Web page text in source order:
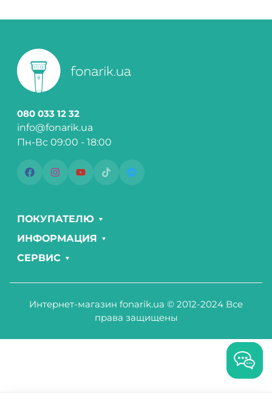
080 033 12 32
info@fonarik.ua
Пн-Вс 09:00 - 18:00
ПОКУПАТЕЛЮ
ИНФОРМАЦИЯ
СЕРВИС
Интернет-магазин fonarik.ua © 2012-2024 Все
права защищены